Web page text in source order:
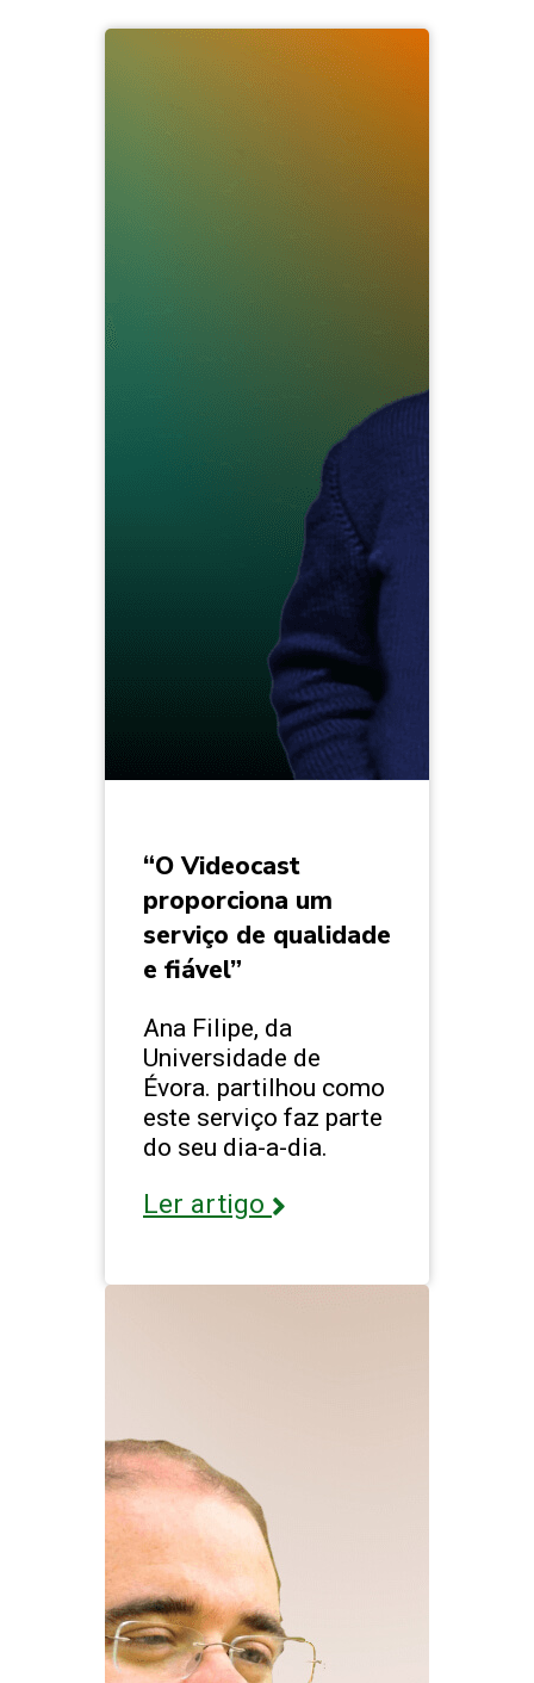
“O Videocast
proporciona um
serviço de qualidade
e fiável”
Ana Filipe, da
Universidade de
Évora. partilhou como
este serviço faz parte
do seu dia-a-dia.
Ler artigo